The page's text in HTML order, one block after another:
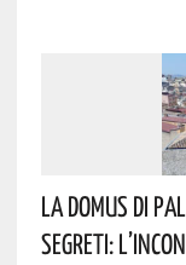
La Domus Di
Segreti: